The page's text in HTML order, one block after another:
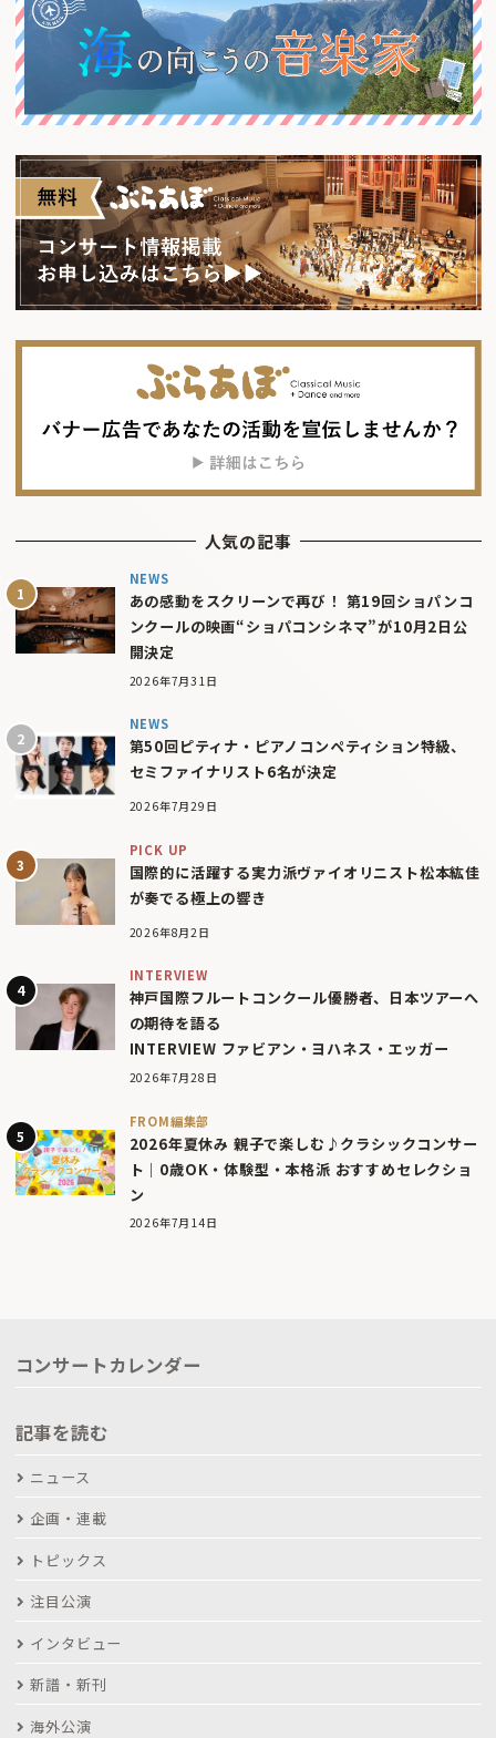
人気の記事
NEWS
あの感動をスクリーンで再び！ 第19回ショパンコ
ンクールの映画“ショパコンシネマ”が10月2日公
開決定
2026年7月31日
NEWS
第50回ピティナ・ピアノコンペティション特級、
セミファイナリスト6名が決定
2026年7月29日
PICK UP
国際的に活躍する実力派ヴァイオリニスト松本紘佳
が奏でる極上の響き
2026年8月2日
INTERVIEW
神戸国際フルートコンクール優勝者、日本ツアーへ
の期待を語る
INTERVIEW ファビアン・ヨハネス・エッガー
2026年7月28日
FROM編集部
2026年夏休み 親子で楽しむ♪クラシックコンサー
ト｜0歳OK・体験型・本格派 おすすめセレクショ
ン
2026年7月14日
コンサートカレンダー
記事を読む
ニュース
企画・連載
トピックス
注目公演
インタビュー
新譜・新刊
海外公演